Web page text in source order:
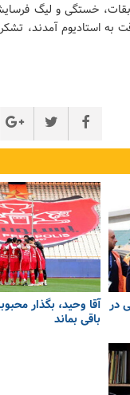
خستگی و لیگ
به استادیوم آمدند،
در آقا وحید، بگذار
باقی بماند